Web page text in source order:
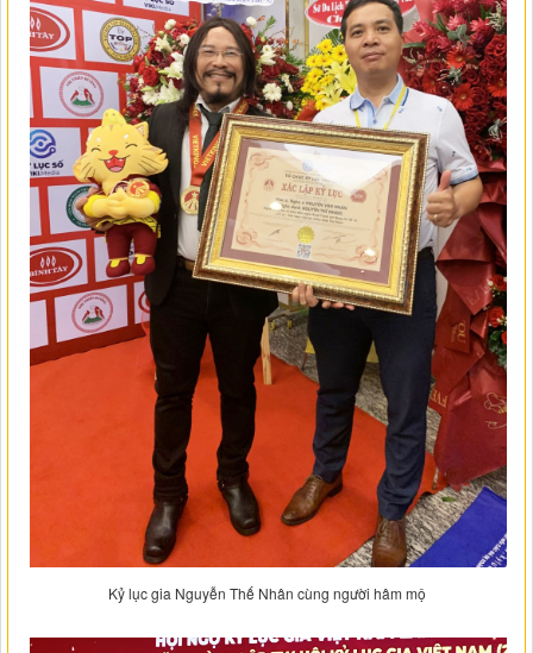
Kỷ lục gia Nguyễn Thế Nhân cùng người hâm mộ